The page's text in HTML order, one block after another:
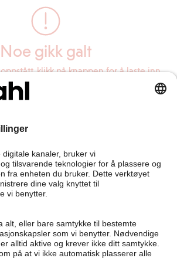
Noe gikk galt
klikk på knappen for å laste inn
siden på nytt.